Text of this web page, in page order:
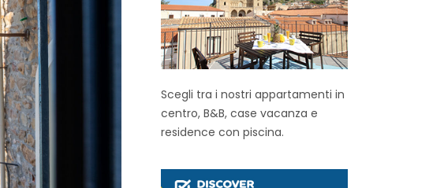
Scegli tra i nostri appartamenti in
centro, B&B, case vacanza e
residence con piscina.